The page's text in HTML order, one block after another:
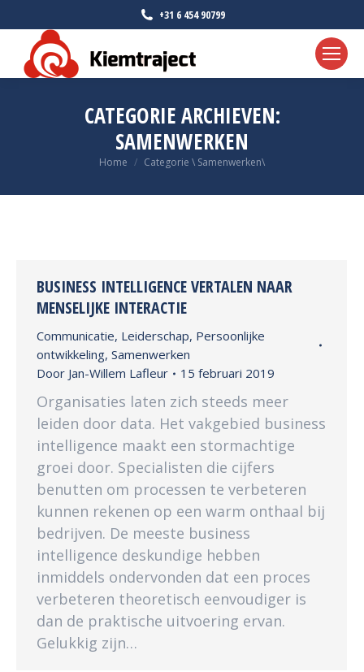
+31 6 454 90799
CATEGORIE ARCHIEVEN:
SAMENWERKEN
Je bent hier:
Home Categorie \ Samenwerken\
BUSINESS INTELLIGENCE VERTALEN NAAR
MENSELIJKE INTERACTIE
Communicatie, Leiderschap, Persoonlijke
ontwikkeling, Samenwerken
Door Jan-Willem Lafleur 15 februari 2019
Organisaties laten zich steeds meer
leiden door data. Het vakgebied business
intelligence maakt een stormachtige
groei door. Specialisten die cijfers
benutten om processen te verbeteren
kunnen rekenen op een warm onthaal bij
bedrijven. De meeste business
intelligence deskundige hebben
inmiddels ondervonden dat een proces
verbeteren theoretisch eenvoudiger is
dan de praktische uitvoering ervan.
Gelukkig zijn…